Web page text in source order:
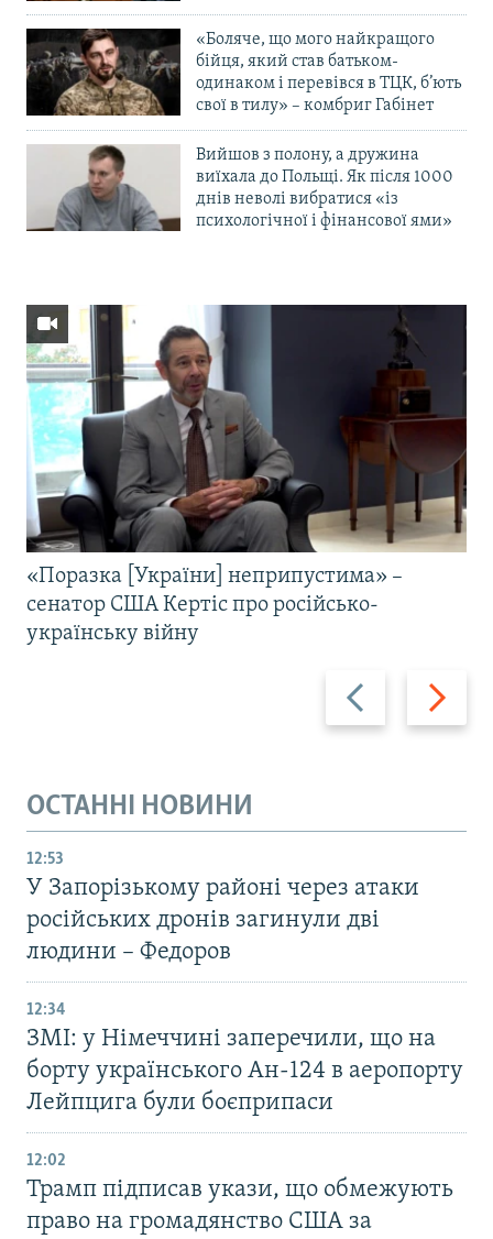
«Боляче, що мого найкращого
бійця, який став батьком-
одинаком і перевівся в ТЦК, б’ють
свої в тилу» – комбриг Габінет
Вийшов з полону, а дружина
виїхала до Польщі. Як після 1000
днів неволі вибратися «із
психологічної і фінансової ями»
Назад Вперед
«Поразка [України] неприпустима» –
сенатор США Кертіс про російсько-
українську війну
ОСТАННІ НОВИНИ
12:53
У Запорізькому районі через атаки
російських дронів загинули дві
людини – Федоров
12:34
ЗМІ: у Німеччині заперечили, що на
борту українського Ан-124 в аеропорту
Лейпцига були боєприпаси
12:02
Трамп підписав укази, що обмежують
право на громадянство США за